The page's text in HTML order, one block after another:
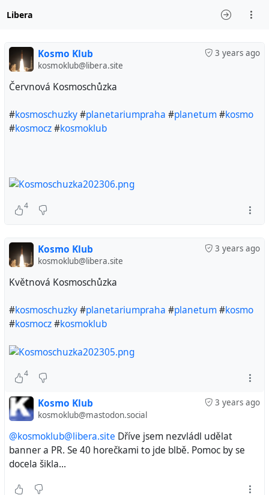
Libera
3 years ago
Kosmo Klub
kosmoklub@libera.site
Červnová Kosmoschůzka
#kosmoschuzky#planetariumpraha #planetum#kosmo
#kosmocz#kosmoklub
4
3 years ago
Kosmo Klub
kosmoklub@libera.site
Květnová Kosmoschůzka
#kosmoschuzky#planetariumpraha #planetum#kosmo
#kosmocz#kosmoklub
4
3 years ago
Kosmo Klub
kosmoklub@mastodon.social
@kosmoklub@libera.site Dříve jsem nezvládl udělat
banner a PR. Se 40 horečkami to jde blbě. Pomoc by se
docela šikla...